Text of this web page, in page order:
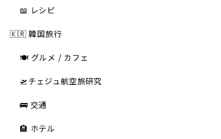
📖 レシピ
🇰🇷 韓国旅行
🍽 グルメ / カフェ
🛫チェジュ航空旅研究
🚌 交通
🏨 ホテル